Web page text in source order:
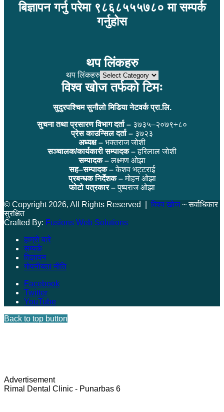
बिज्ञापन गर्नु परेमा ९८६८५५५७८० मा सम्पर्क
गर्नुहोस
थप लिंकहरु
थप लिंकहरु
विश्व खोज तर्फको टिमः
सुदुरपश्चिम सुनौलो मिडिया नेटवर्क प्रा.लि.
सुचना तथा प्रसारण विभाग दर्ता – ३७३५–२०७९÷८०
प्रेस काउन्सिल दर्ता – ३७२३
अध्यक्ष – भक्तराज जोशी
सञ्चालक/कार्यकारी सम्पादक –हरिलाल जोशी
सम्पादक –लक्ष्मण ओझा
सह–सम्पादक –केशव भट्टराई
प्रबन्धक निर्देशक –मोहन ओझा
फोटो पत्रकार –पुष्पराज ओझा
© Copyright 2026, All Rights Reserved | विश्व खोज~ सर्वाधिकार
सुरक्षित
Crafted By: Fusions Web Solutions
हाम्रो बारे
सम्पर्क
विज्ञापन
गोपनीयता नीति
Facebook
Twitter
YouTube
Back to top button
Advertisement
Rimal Dental Clinic - Punarbas 6